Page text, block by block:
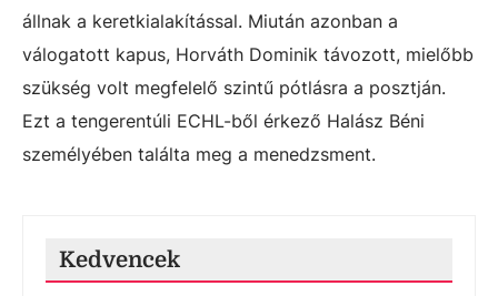
állnak a keretkialakítással. Miután azonban a
válogatott kapus, Horváth Dominik távozott, mielőbb
szükség volt megfelelő szintű pótlásra a posztján.
Ezt a tengerentúli ECHL-ből érkező Halász Béni
személyében találta meg a menedzsment.
Kedvencek